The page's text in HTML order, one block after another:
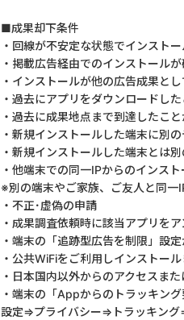
■成果却下条件
・回線が不安定な状態でインスト
・掲載広告経由でのインストール
・インストールが他の広告成果と
・過去にアプリをダウンロードし
・過去に成果地点まで到達したこと
・新規インストールした端末に別
・新規インストールした端末とは
・他端末での同一IPからのインス
※別の端末やご家族、ご友人と同一
・不正･虚偽の申請
・成果調査依頼時に該当アプリを
・端末の「追跡型広告を制限」設
・公共WiFiをご利用しインストー
・日本国内以外からのアクセスま
・端末の「Appからのトラッキン
設定⇒プライバシー⇒トラッキング